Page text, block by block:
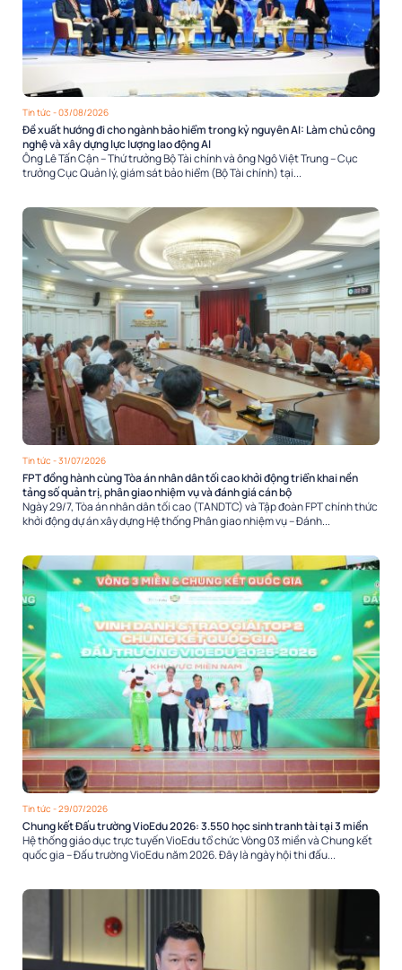
Tin tức - 03/08/2026
Đề xuất hướng đi cho ngành bảo hiểm trong kỷ nguyên AI: Làm chủ công
nghệ và xây dựng lực lượng lao động AI
Ông Lê Tấn Cận – Thứ trưởng Bộ Tài chính và ông Ngô Việt Trung – Cục
trưởng Cục Quản lý, giám sát bảo hiểm (Bộ Tài chính) tại...
Tin tức - 31/07/2026
FPT đồng hành cùng Tòa án nhân dân tối cao khởi động triển khai nền
tảng số quản trị, phân giao nhiệm vụ và đánh giá cán bộ
Ngày 29/7, Tòa án nhân dân tối cao (TANDTC) và Tập đoàn FPT chính thức
khởi động dự án xây dựng Hệ thống Phân giao nhiệm vụ – Đánh...
Tin tức - 29/07/2026
Chung kết Đấu trường VioEdu 2026: 3.550 học sinh tranh tài tại 3 miền
Hệ thống giáo dục trực tuyến VioEdu tổ chức Vòng 03 miền và Chung kết
quốc gia – Đấu trường VioEdu năm 2026. Đây là ngày hội thi đấu...